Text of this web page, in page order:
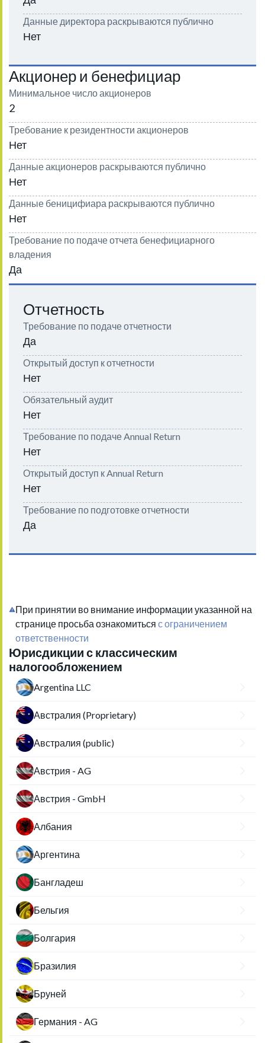
Данные директора раскрываются публично
Нет
Акционер и бенефициар
Минимальное число акционеров
2
Требование к резидентности акционеров
Нет
Данные акционеров раскрываются публично
Нет
Данные беницифиара раскрываются публично
Нет
Требование по подаче отчета бенефициарного
владения
Да
Отчетность
Требование по подаче отчетности
Да
Открытый доступ к отчетности
Нет
Обязательный аудит
Нет
Требование по подаче Annual Return
Нет
Открытый доступ к Annual Return
Нет
Требование по подготовке отчетности
Да
При принятии во внимание информации указанной на
странице просьба ознакомиться с ограничением
ответственности
Юрисдикции с классическим
налогообложением
Argentina LLC
Австралия (Proprietary)
Австралия (public)
Австрия - AG
Австрия - GmbH
Албания
Аргентина
Бангладеш
Бельгия
Болгария
Бразилия
Бруней
Германия - AG